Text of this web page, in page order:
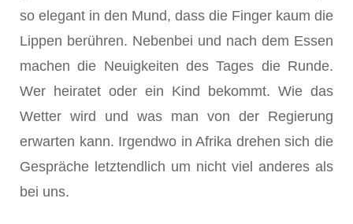
so elegant in den Mund, dass die Finger kaum die
Lippen berühren. Nebenbei und nach dem Essen
machen die Neuigkeiten des Tages die Runde.
Wer heiratet oder ein Kind bekommt. Wie das
Wetter wird und was man von der Regierung
erwarten kann. Irgendwo in Afrika drehen sich die
Gespräche letztendlich um nicht viel anderes als
bei uns.